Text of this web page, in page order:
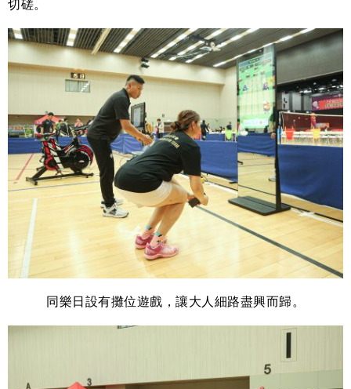
切磋。
同樂日設有攤位遊戲，讓大人細路盡興而歸。